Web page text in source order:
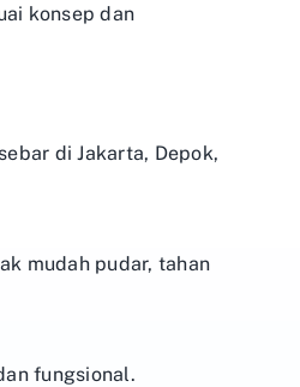
konsep dan
di Jakarta, Depok,
mudah pudar, tahan
fungsional.